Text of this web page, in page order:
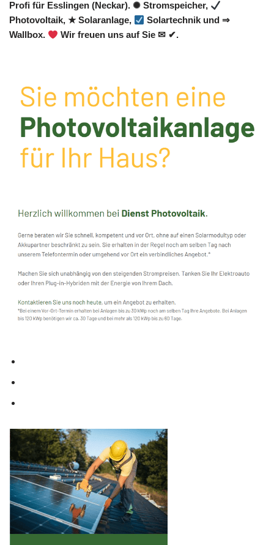
Profi für Esslingen (Neckar). ✺ Stromspeicher,
Photovoltaik, ★ Solaranlage,
Solartechnik und ⇒
Wallbox.
Wir freuen uns auf Sie ✉ ✔.